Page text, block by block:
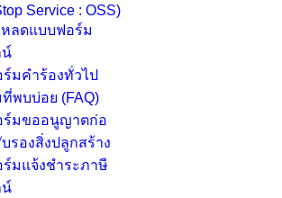
Service : OSS)
ลดแบบฟอร์ม
น์
มคำร้องทั่วไป
พบบ่อย (FAQ)
ร์มขออนูญาตก่อ
บรองสิ่งปลูกสร้าง
มแจ้งชำระภาษี
น์